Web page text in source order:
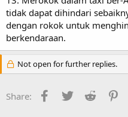
tidak dapat dihindari
dengan rokok untuk
berkendaraan.
Not open for further replies.
Share: Facebook
Twitter Reddit